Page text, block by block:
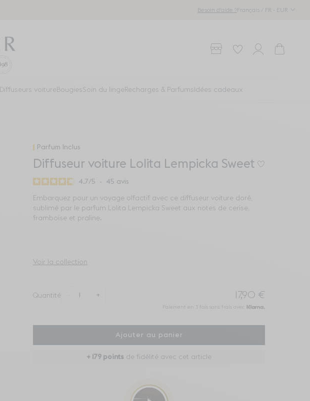
Besoin d'aide ?Français / FR - EUR
Points de vente
WishlistComptePanier
Diffuseurs voiture BougiesSoin du linge Recharges & Parfums Idées cadeaux
Parfum Inclus
Diffuseur voiture Lolita Lempicka Sweet
4.7/5 - 45 avis
Embarquez pour un voyage olfactif avec ce diffuseur voiture doré,
sublimé par le parfum Lolita Lempicka Sweet aux notes de cerise,
framboise et praline.
Voir la collection
Quantité + 17,90 €
Paiement en 3 fois sans frais avec
Ajouter au panier
+ 179 points de fidélité avec cet article